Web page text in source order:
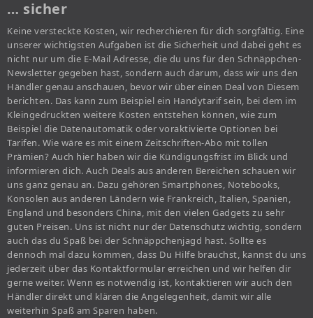
… sicher
Keine versteckte Kosten, wir recherchieren für dich sorgfältig. Eine
unserer wichtigsten Aufgaben ist die Sicherheit und dabei geht es
nicht nur um die E-Mail Adresse, die du uns für den Schnäppchen-
Newsletter gegeben hast, sondern auch darum, dass wir uns den
Händler genau anschauen, bevor wir über einen Deal von Diesem
berichten. Das kann zum Beispiel ein Handytarif sein, bei dem im
Kleingedruckten weitere Kosten entstehen können, wie zum
Beispiel die Datenautomatik oder voraktivierte Optionen bei
Tarifen. Wie wäre es mit einem Zeitschriften-Abo mit tollen
Prämien? Auch hier haben wir die Kündigungsfrist im Blick und
informieren dich. Auch Deals aus anderen Bereichen schauen wir
uns ganz genau an. Dazu gehören Smartphones, Notebooks,
Konsolen aus anderen Ländern wie Frankreich, Italien, Spanien,
England und besonders China, mit den vielen Gadgets zu sehr
guten Preisen. Uns ist nicht nur der Datenschutz wichtig, sondern
auch das du Spaß bei der Schnäppchenjagd hast. Sollte es
dennoch mal dazu kommen, dass Du Hilfe brauchst, kannst du uns
jederzeit über das Kontaktformular erreichen und wir helfen dir
gerne weiter. Wenn es notwendig ist, kontaktieren wir auch den
Händler direkt und klären die Angelegenheit, damit wir alle
weiterhin Spaß am Sparen haben.